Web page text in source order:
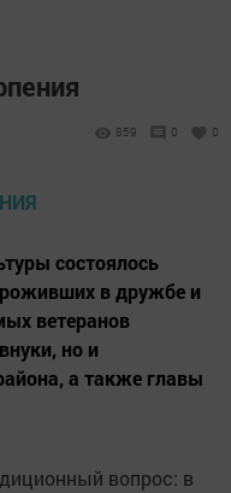
859 0 0
состоялось
в дружбе и
ветеранов
но и
а также главы
вопрос: в